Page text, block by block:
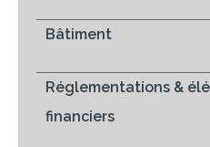
Bâtiment
Réglementations &
financiers